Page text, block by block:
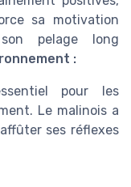
sa motivation
pelage long
:
pour les
Le malinois a
ses réflexes